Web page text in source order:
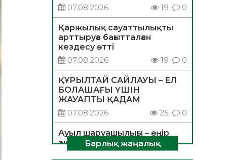
07.08.2026
19 0
Қаржылық сауаттылықты
арттыруға бағытталған
кездесу өтті
07.08.2026
19 0
ҚҰРЫЛТАЙ САЙЛАУЫ – ЕЛ
БОЛАШАҒЫ ҮШІН
ЖАУАПТЫ ҚАДАМ
07.08.2026
25 0
Ауыл шаруашылығы – өңір
экономикасының негізгі
тірегі
Барлық жаңалық